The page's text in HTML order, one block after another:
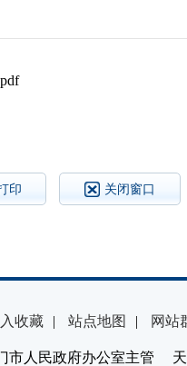
印 关闭窗口
收藏 | 站点地图 | 网站
人民政府办公室主管 天